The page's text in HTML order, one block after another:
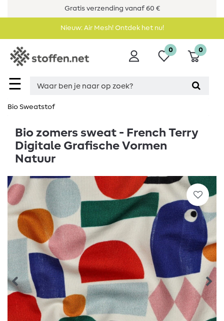
Gratis verzending vanaf 60 €
Nieuw: Air Mesh! Ontdek het nu!
☰
0 0
Bio Sweatstof
Bio zomers sweat - French Terry
Digitale Grafische Vormen
Natuur